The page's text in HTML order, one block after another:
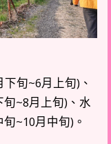
旬~6月上旬)、
~8月上旬)、水
~10月中旬)。